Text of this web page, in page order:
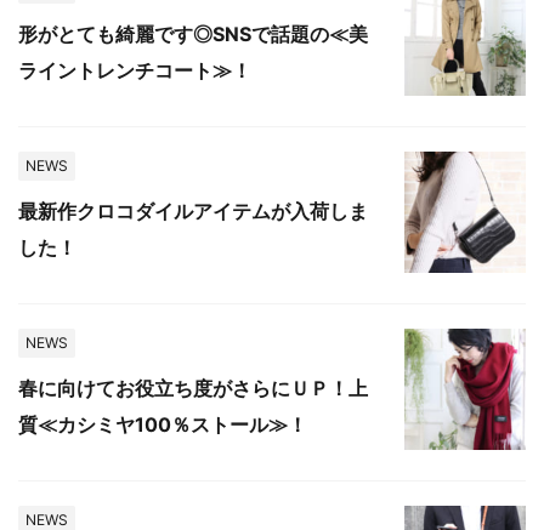
形がとても綺麗です◎SNSで話題の≪美
ライントレンチコート≫！
NEWS
最新作クロコダイルアイテムが入荷しま
した！
NEWS
春に向けてお役立ち度がさらにＵＰ！上
質≪カシミヤ100％ストール≫！
NEWS